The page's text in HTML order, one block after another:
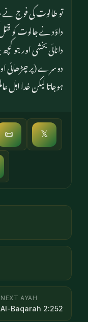
تو طالوت کی فوج
داؤد نے جالوت کو
دانائی بخشی اور جو
دوسرے (پر چڑھائی
ہوجاتا لیکن خدا اہل
📜 𝕏
NEXT AYAH
Al-Baqarah 2:252